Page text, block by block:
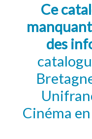
Ce
des
Cinéma